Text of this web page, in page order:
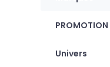
PROMOTION
Univers